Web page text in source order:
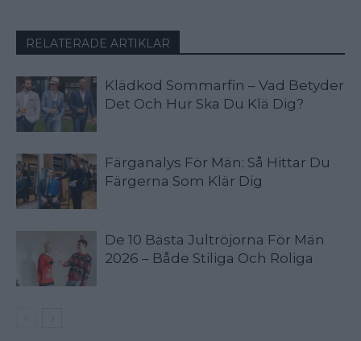
RELATERADE ARTIKLAR
Klädkod Sommarfin – Vad Betyder
Det Och Hur Ska Du Klä Dig?
Färganalys För Män: Så Hittar Du
Färgerna Som Klär Dig
De 10 Bästa Jultröjorna För Män
2026 – Både Stiliga Och Roliga